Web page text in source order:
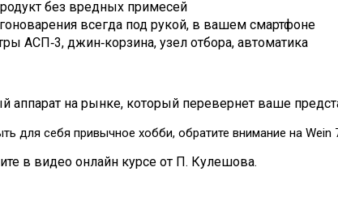
без вредных примесей
всегда под рукой, в вашем смартфоне
АСП‑3, джин‑корзина, узел отбора, автоматика
на рынке, который перевернет ваше
для себя привычное хобби, обратите внимание на Wein
в видео онлайн курсе от П. Кулешова.